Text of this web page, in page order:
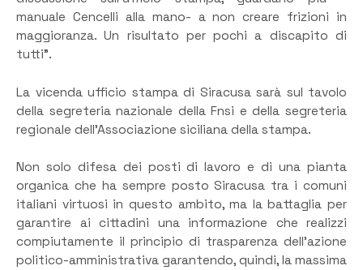
manuale Cencelli alla mano- a non creare frizioni in
maggioranza. Un risultato per pochi a discapito di
tutti”.
La vicenda ufficio stampa di Siracusa sarà sul tavolo
della segreteria nazionale della Fnsi e della segreteria
regionale dell’Associazione siciliana della stampa.
Non solo difesa dei posti di lavoro e di una pianta
organica che ha sempre posto Siracusa tra i comuni
italiani virtuosi in questo ambito, ma la battaglia per
garantire ai cittadini una informazione che realizzi
compiutamente il principio di trasparenza dell’azione
politico-amministrativa garantendo, quindi, la massima